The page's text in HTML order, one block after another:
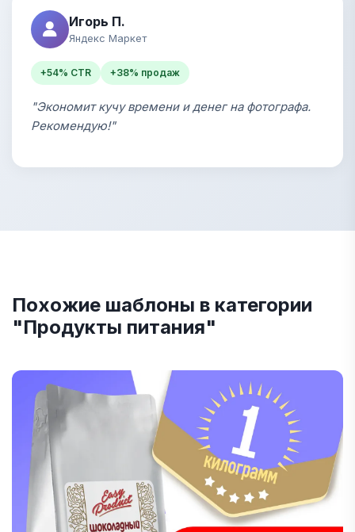
Игорь П.
Яндекс Маркет
+54% CTR +38% продаж
"Экономит кучу времени и денег на фотографа.
Рекомендую!"
Похожие шаблоны в категории
"Продукты питания"